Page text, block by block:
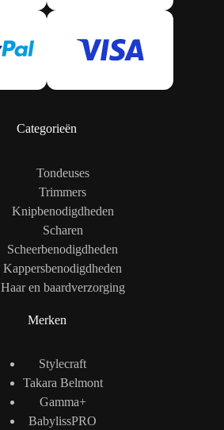
Categorieën
Tondeuses
Trimmers
Knipbenodigdheden
Scharen
Scheerbenodigdheden
Kappersbenodigdheden
Haar en baardverzorging
Merken
Stylecraft
Takara Belmont
Gamma+
BabylissPRO